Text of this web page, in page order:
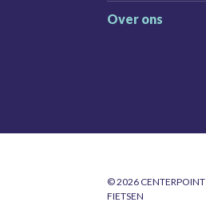
Over ons
© 2026 CENTERPOINT
FIETSEN